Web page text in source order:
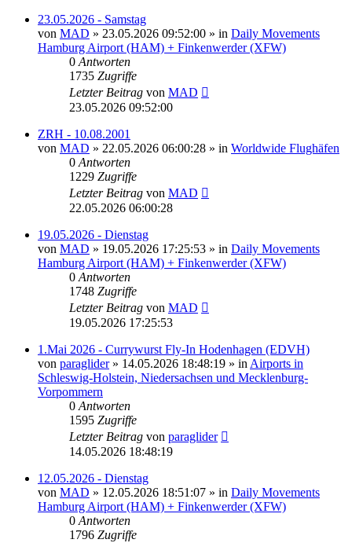
23.05.2026 - Samstag
von MAD » 23.05.2026 09:52:00 » in Daily Movements
Hamburg Airport (HAM) + Finkenwerder (XFW)
0 Antworten
1735 Zugriffe
Letzter Beitrag von MAD
23.05.2026 09:52:00
ZRH - 10.08.2001
von MAD » 22.05.2026 06:00:28 » in Worldwide Flughäfen
0 Antworten
1229 Zugriffe
Letzter Beitrag von MAD
22.05.2026 06:00:28
19.05.2026 - Dienstag
von MAD » 19.05.2026 17:25:53 » in Daily Movements
Hamburg Airport (HAM) + Finkenwerder (XFW)
0 Antworten
1748 Zugriffe
Letzter Beitrag von MAD
19.05.2026 17:25:53
1.Mai 2026 - Currywurst Fly-In Hodenhagen (EDVH)
von paraglider» 14.05.2026 18:48:19 » in Airports in
Schleswig-Holstein, Niedersachsen und Mecklenburg-
Vorpommern
0 Antworten
1595 Zugriffe
Letzter Beitrag von paraglider
14.05.2026 18:48:19
12.05.2026 - Dienstag
von MAD » 12.05.2026 18:51:07 » in Daily Movements
Hamburg Airport (HAM) + Finkenwerder (XFW)
0 Antworten
1796 Zugriffe